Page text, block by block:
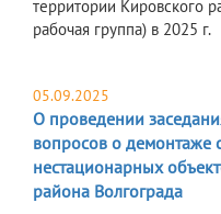
территории Кировского
рабочая группа) в 2025 г.
05.09.2025
О проведении
вопросов о демонтаже
нестационарных
района Волгограда